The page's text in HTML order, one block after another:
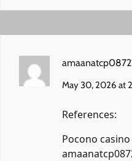
May 30, 2026 at
References:
Pocono casino